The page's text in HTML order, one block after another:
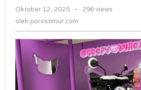
Scoopy
Kuromi
Edition
Oktober 12, 2025
oleh
-
296 views
oleh porostimur.com